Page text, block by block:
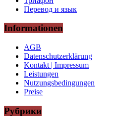
Перевод и язык
Informationen
AGB
Datenschutzerklärung
Kontakt | Impressum
Leistungen
Nutzungsbedingungen
Preise
Рубрики